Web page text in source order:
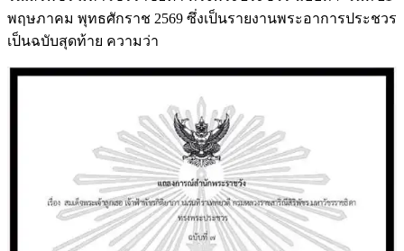
พฤษภาคม พุทธศักราช 2569 ซึ่งเป็นรายงานพระอาการประชวร
เป็นฉบับสุดท้าย ความว่า